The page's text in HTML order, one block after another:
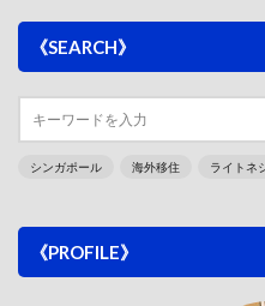
《SEARCH》
シンガポール 海外移住 ライトネ
《PROFILE》